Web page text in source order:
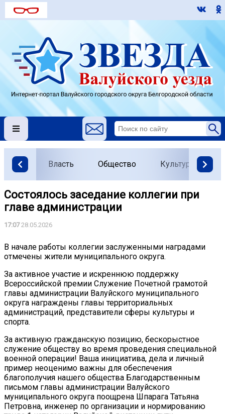
Власть Общество Культура
Состоялось заседание коллегии при
главе администрации
17:0728.05.2026
В начале работы коллегии заслуженными наградами
отмечены жители муниципального округа.
За активное участие и искреннюю поддержку
Всероссийской премии Служение Почетной грамотой
главы администрации Валуйского муниципального
округа награждены главы территориальных
администраций, представители сферы культуры и
спорта.
За активную гражданскую позицию, бескорыстное
служение обществу во время проведения специальной
военной операции! Ваша инициатива, дела и личный
пример неоценимо важны для обеспечения
благополучия нашего общества Благодарственным
письмом главы администрации Валуйского
муниципального округа поощрена Шпарага Татьяна
Петровна, инженер по организации и нормированию